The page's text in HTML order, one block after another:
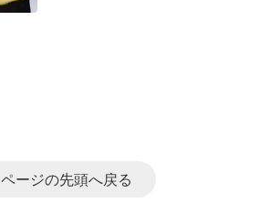
ページの先頭へ戻る